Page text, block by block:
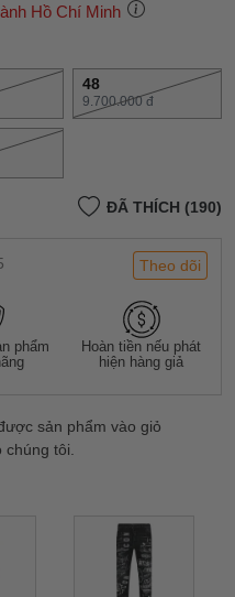
Hồ Chí Minh
48
9.700.000 đ
ĐÃ THÍCH (190)
Theo dõi
phẩm
Hoàn tiền nếu phát
hiện hàng giả
sản phẩm vào giỏ
chúng tôi.